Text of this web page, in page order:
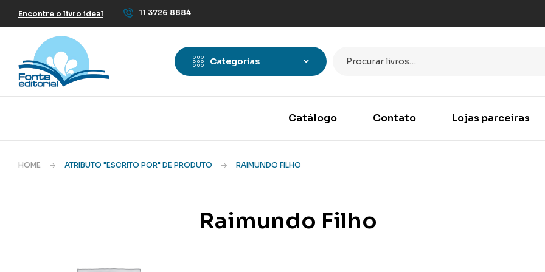
Encontre o livro ideal 11 3726 8884
Categorias
Catálogo Contato Lojas parceiras
HOME ATRIBUTO "ESCRITO POR" DE PRODUTO RAIMUNDO FILHO
Raimundo Filho